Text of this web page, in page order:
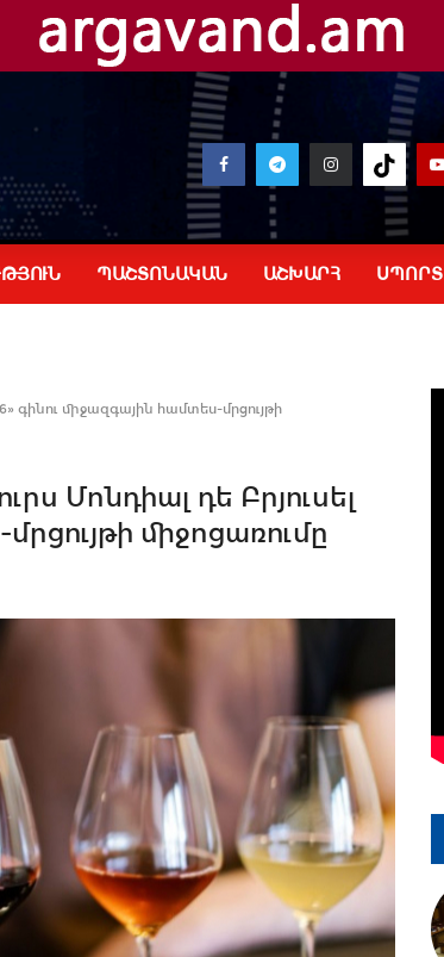
ՊԱՇՏՈՆԱԿԱՆ ԱՇԽԱՐՀ ՍՊՈՐՏ
գինու միջազգային համտես-մրցույթի
Մոնդիալ դե Բրյուսել
միջոցառումը